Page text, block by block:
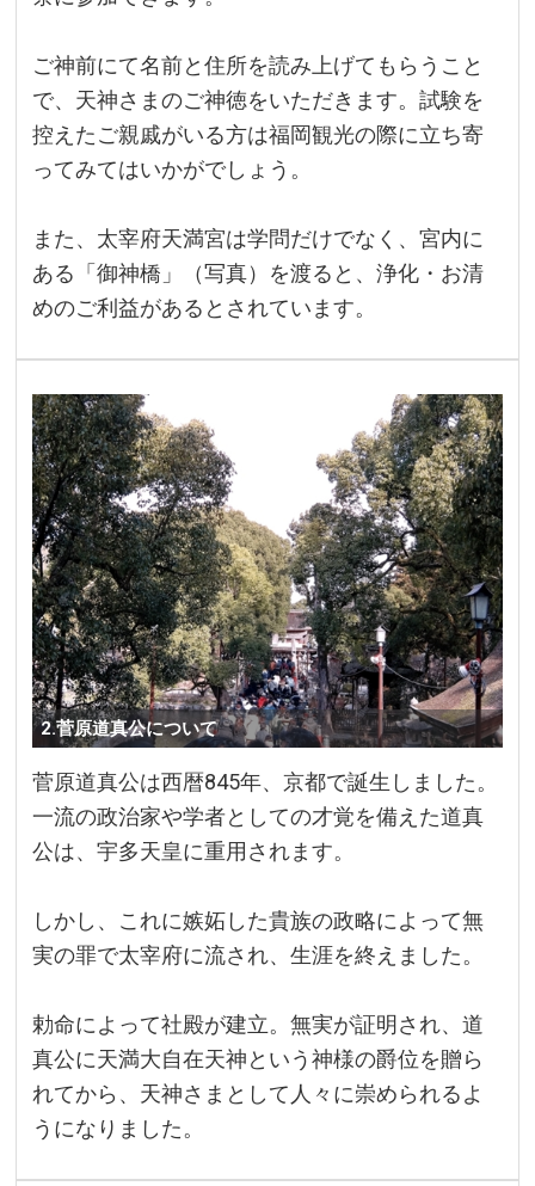
ご神前にて名前と住所を読み上げてもらうこと
で、天神さまのご神徳をいただきます。試験を
控えたご親戚がいる方は福岡観光の際に立ち寄
ってみてはいかがでしょう。
また、太宰府天満宮は学問だけでなく、宮内に
ある「御神橋」（写真）を渡ると、浄化・お清
めのご利益があるとされています。
2.菅原道真公について
菅原道真公は西暦845年、京都で誕生しました。
一流の政治家や学者としての才覚を備えた道真
公は、宇多天皇に重用されます。
しかし、これに嫉妬した貴族の政略によって無
実の罪で太宰府に流され、生涯を終えました。
勅命によって社殿が建立。無実が証明され、道
真公に天満大自在天神という神様の爵位を贈ら
れてから、天神さまとして人々に崇められるよ
うになりました。